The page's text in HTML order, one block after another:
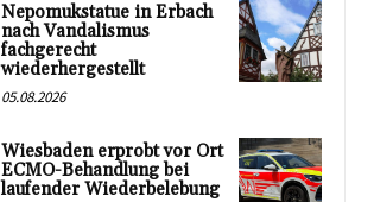
Nepomukstatue in Erbach
nach Vandalismus
fachgerecht
wiederhergestellt
05.08.2026
Wiesbaden erprobt vor Ort
ECMO-Behandlung bei
laufender Wiederbelebung